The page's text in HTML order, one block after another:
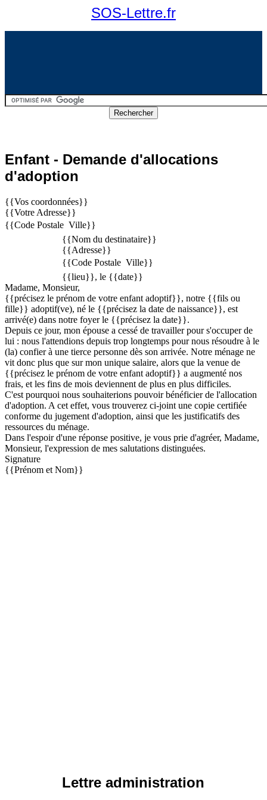
SOS-Lettre.fr
Enfant - Demande d'allocations
d'adoption
{{Vos coordonnées}}
{{Votre Adresse}}
{{Code Postale  Ville}}
{{Nom du destinataire}}
{{Adresse}}
{{Code Postale  Ville}}
{{lieu}}, le {{date}}
Madame, Monsieur,
{{précisez le prénom de votre enfant adoptif}}, notre {{fils ou
fille}} adoptif(ve), né le {{précisez la date de naissance}}, est
arrivé(e) dans notre foyer le {{précisez la date}}.
Depuis ce jour, mon épouse a cessé de travailler pour s'occuper de
lui : nous l'attendions depuis trop longtemps pour nous résoudre à le
(la) confier à une tierce personne dès son arrivée. Notre ménage ne
vit donc plus que sur mon unique salaire, alors que la venue de
{{précisez le prénom de votre enfant adoptif}} a augmenté nos
frais, et les fins de mois deviennent de plus en plus difficiles.
C'est pourquoi nous souhaiterions pouvoir bénéficier de l'allocation
d'adoption. A cet effet, vous trouverez ci-joint une copie certifiée
conforme du jugement d'adoption, ainsi que les justificatifs des
ressources du ménage.
Dans l'espoir d'une réponse positive, je vous prie d'agréer, Madame,
Monsieur, l'expression de mes salutations distinguées.
Signature
{{Prénom et Nom}}
Lettre administration